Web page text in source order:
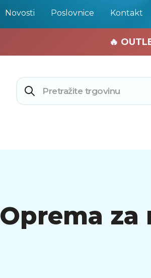
Novosti Poslovnice Kontakt
🔥
Oprema